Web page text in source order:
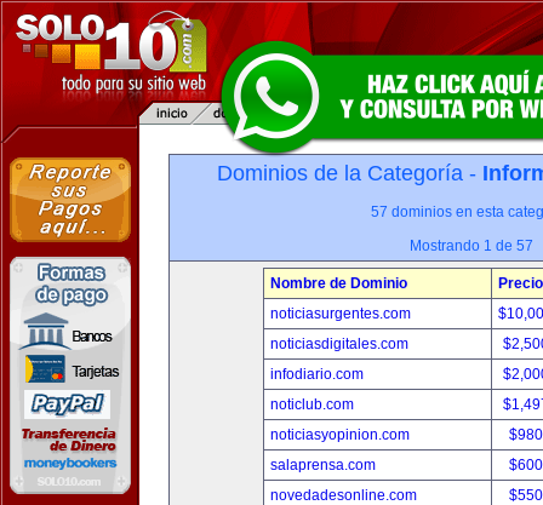
Dominios de la Categoría -
57 dominios en esta
Mostrando 1 de 57
Nombre de Dominio
Precio
noticiasurgentes.com
noticiasdigitales.com
infodiario.com
noticlub.com
noticiasyopinion.com
salaprensa.com
novedadesonline.com